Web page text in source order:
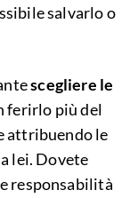
salvarlo o
scegliere le
ferirlo più del
attribuendo le
lei. Dovete
responsabilità